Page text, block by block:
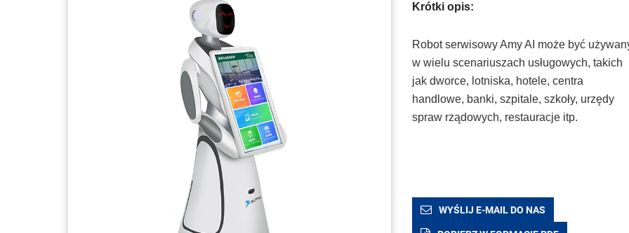
Krótki opis:
Robot serwisowy Amy AI może być
w wielu scenariuszach usługowych, takich
jak dworce, lotniska, hotele, centra
handlowe, banki, szpitale, szkoły, urzędy
spraw rządowych, restauracje itp.
WYŚLIJ E-MAIL DO NAS